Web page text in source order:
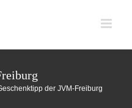
der JVM-Freiburg